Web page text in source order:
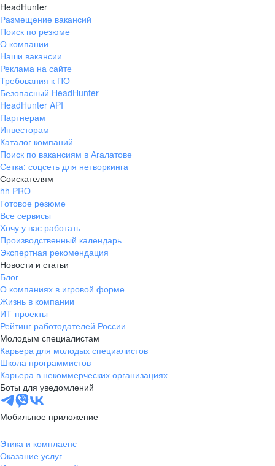
HeadHunter
Размещение вакансий
Поиск по резюме
О компании
Наши вакансии
Реклама на сайте
Требования к ПО
Безопасный HeadHunter
HeadHunter API
Партнерам
Инвесторам
Каталог компаний
Поиск по вакансиям в Агалатове
Сетка: соцсеть для нетворкинга
Соискателям
hh PRO
Готовое резюме
Все сервисы
Хочу у вас работать
Производственный календарь
Экспертная рекомендация
Новости и статьи
Блог
О компаниях в игровой форме
Жизнь в компании
ИТ-проекты
Рейтинг работодателей России
Молодым специалистам
Карьера для молодых специалистов
Школа программистов
Карьера в некоммерческих организациях
Боты для уведомлений
Мобильное приложение
Этика и комплаенс
Оказание услуг